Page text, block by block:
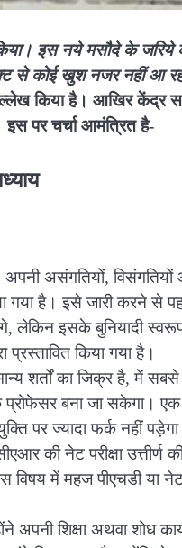
इस नये मसौदे के
कोई खुश नजर नहीं आ रहा
किया है। आखिर केंद्र
पर चर्चा आमंत्रित है-
असंगतियों, विसंगतियों
है। इसे जारी करने से
इसके बुनियादी स्वरूप
प्रस्तावित किया गया है।
शर्तों का जिक्र है, में
प्रोफेसर बना जा सकेगा।
पर ज्यादा फर्क नहीं
की नेट परीक्षा उत्तीर्ण
विषय में महज पीएचडी या
अपनी शिक्षा अथवा शोध